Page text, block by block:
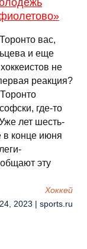
вас,
и еще
не
реакция?
где-то
лет шесть-
в конце июня
эту
Хоккей
2023 | sports.ru